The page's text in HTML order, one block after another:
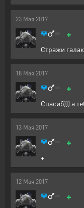
23 Мая 2017
+
Стражи
18 Мая 2017
+
Спасиб))) а
13 Мая 2017
+
+
12 Мая 2017
+